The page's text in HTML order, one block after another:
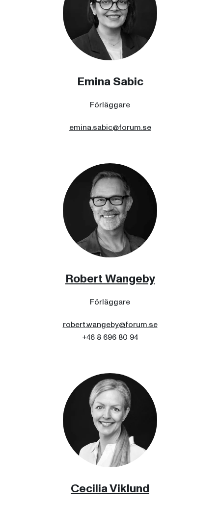
Emina Sabic
Förläggare
emina.sabic@forum.se
Robert Wangeby
Förläggare
robert.wangeby@forum.se
+46 8 696 80 94
Cecilia Viklund